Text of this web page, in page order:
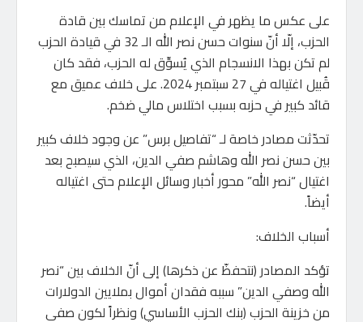
على عكس ما يظهر في الإعلام من تماسك بين قادة
الحزب، إلّا أنّ سنوات حسن نصر الله الـ 32 في قيادة الحزب
لم تكن بهذا الانسجام الذي يُسوِّق له الحزب، فقد كان
قُبيل اغتياله في 27 سبتمبر 2024. على خلاف عميق مع
قائد كبير في حزبه بسبب اختلاس مالي ضخم.
تحدّثت مصادر خاصة لـ “تفاصيل برس” عن وجود خلاف كبير
بين حسن نصر الله وهاشم صفي الدين، الذي سيصبح بعد
اغتيال “نصر الله” محور أخبار وسائل الإعلام حتى اغتياله
أيضاً.
أسباب الخلاف:
تؤكد المصادر (نتحفظّ عن ذكرها) إلى أنّ الخلاف بين “نصر
الله وصفي الدين” سببه فقدان أموال بملايين الدولارات
من خزينة الحزب (بنك الحزب الأساسي) ونظراً لكون صفي